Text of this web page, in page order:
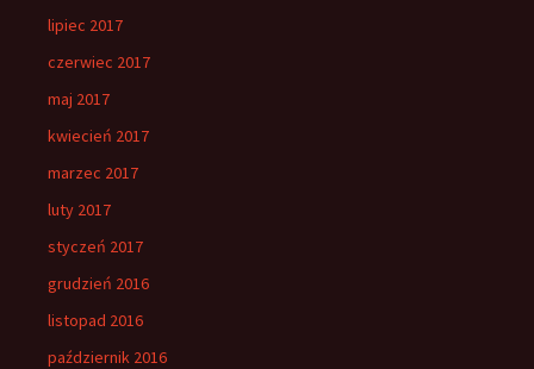
lipiec 2017
czerwiec 2017
maj 2017
kwiecień 2017
marzec 2017
luty 2017
styczeń 2017
grudzień 2016
listopad 2016
październik 2016